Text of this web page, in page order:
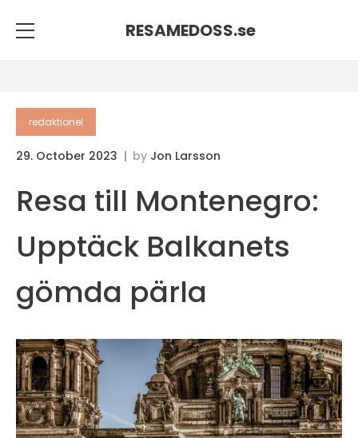
RESAMEDOSS.se
redaktionel
29. October 2023 by Jon Larsson
Resa till Montenegro:
Upptäck Balkanets
gömda pärla